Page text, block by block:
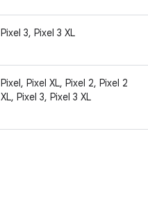
Pixel 3, Pixel 3 XL
Pixel, Pixel XL, Pixel 2, Pixel 2
XL, Pixel 3, Pixel 3 XL